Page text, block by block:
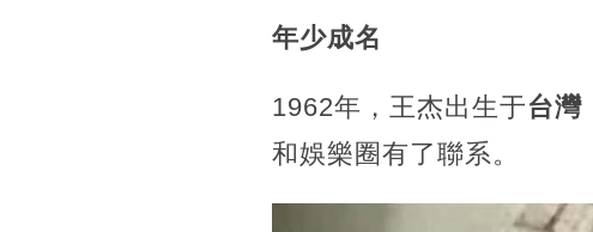
年少成名
1962年，王杰出生于台灣
和娛樂圈有了聯系。